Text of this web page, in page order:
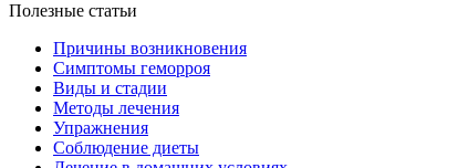
Полезные статьи
Причины возникновения
Симптомы геморроя
Виды и стадии
Методы лечения
Упражнения
Соблюдение диеты